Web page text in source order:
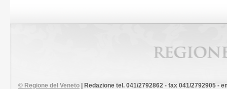
© Regione del Veneto
| Redazione tel. 041/2792862 - fax 041/2792905 -